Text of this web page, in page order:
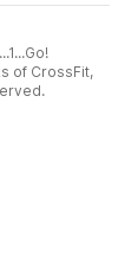
of CrossFit,